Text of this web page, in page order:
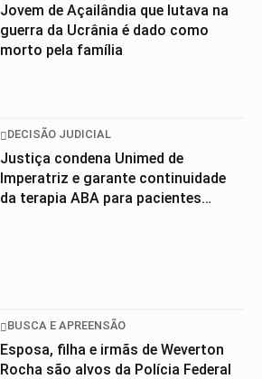
Jovem de Açailândia que lutava na
guerra da Ucrânia é dado como
morto pela família
DECISÃO JUDICIAL
Justiça condena Unimed de
Imperatriz e garante continuidade
da terapia ABA para pacientes
BUSCA E APREENSÃO
Esposa, filha e irmãs de Weverton
Rocha são alvos da Polícia Federal